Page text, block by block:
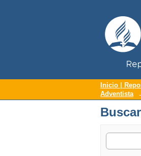
Buscar
Inicio |
Adventista
Buscar